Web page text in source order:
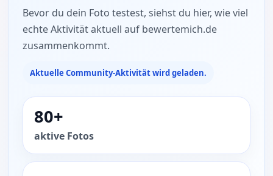
Bevor du dein Foto testest, siehst du hier, wie viel
echte Aktivität aktuell auf bewertemich.de
zusammenkommt.
Aktuelle Community-Aktivität wird geladen.
80+
aktive Fotos